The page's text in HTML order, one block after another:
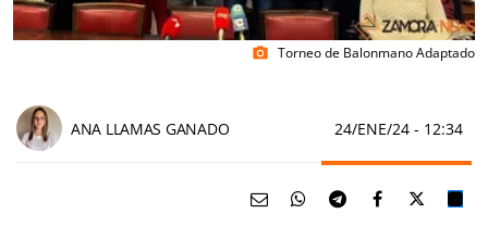
photo_camera Torneo de Balonmano Adaptado
ANA LLAMAS GANADO 24/ENE/24 - 12:34